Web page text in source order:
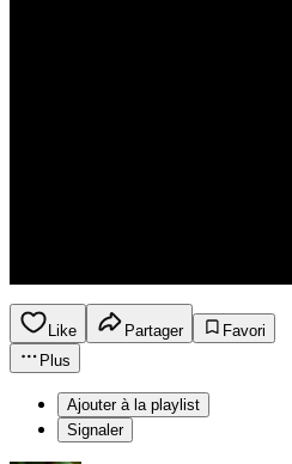
Like Partager
Favori
Plus
Ajouter à la playlist
Signaler